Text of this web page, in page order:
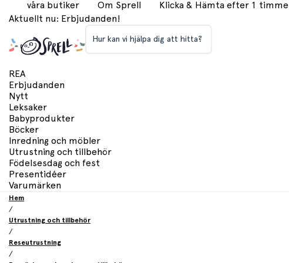
våra butiker Om Sprell Klicka & Hämta efter 1 timme
Aktuellt nu: Erbjudanden!
Hur kan vi hjälpa dig att hitta?
REA
Erbjudanden
Nytt
Leksaker
Babyprodukter
Böcker
Inredning och möbler
Utrustning och tillbehör
Födelsesdag och fest
Presentidéer
Varumärken
Hem
/
Utrustning och tillbehör
/
Reseutrustning
/